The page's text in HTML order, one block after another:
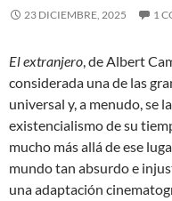
23 DICIEMBRE, 2025 1
El extranjero, de Albert
considerada una de las
universal y, a menudo, se
existencialismo de su
mucho más allá de ese
mundo tan absurdo e
una adaptación